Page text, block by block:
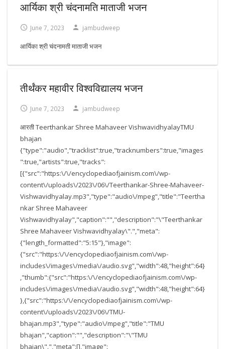
आर्यिका श्री चंदनामति माताजी भजन
June 7, 2023 jambudweep
आर्यिका श्री चंदनामती माताजी भजन
तीर्थंकर महावीर विश्वविद्यालय भजन
June 7, 2023 jambudweep
आरती Teerthankar Shree Mahaveer VishwavidhyalayTMU
bhajan
{"type":"audio","tracklist":true,"tracknumbers":true,"images
":true,"artists":true,"tracks":
[{"src":"https:\/\/encyclopediaofjainism.com\/wp-
content\/uploads\/2023\/06\/Teerthankar-Shree-Mahaveer-
Vishwavidhyalay.mp3","type":"audio\/mpeg","title":"Teertha
nkar Shree Mahaveer
Vishwavidhyalay","caption":"","description":"\"Teerthankar
Shree Mahaveer Vishwavidhyalay\".","meta":
{"length_formatted":"5:15"},"image":
{"src":"https:\/\/encyclopediaofjainism.com\/wp-
includes\/images\/media\/audio.svg","width":48,"height":64}
,"thumb":{"src":"https:\/\/encyclopediaofjainism.com\/wp-
includes\/images\/media\/audio.svg","width":48,"height":64}
},{"src":"https:\/\/encyclopediaofjainism.com\/wp-
content\/uploads\/2023\/06\/TMU-
bhajan.mp3","type":"audio\/mpeg","title":"TMU
bhajan","caption":"","description":"\"TMU
bhajan\".","meta":[],"image":